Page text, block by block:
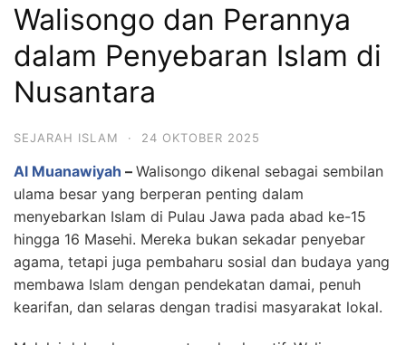
Walisongo dan Perannya
dalam Penyebaran Islam di
Nusantara
SEJARAH ISLAM · 24 OKTOBER 2025
Al Muanawiyah – Walisongo dikenal sebagai sembilan
ulama besar yang berperan penting dalam
menyebarkan Islam di Pulau Jawa pada abad ke-15
hingga 16 Masehi. Mereka bukan sekadar penyebar
agama, tetapi juga pembaharu sosial dan budaya yang
membawa Islam dengan pendekatan damai, penuh
kearifan, dan selaras dengan tradisi masyarakat lokal.